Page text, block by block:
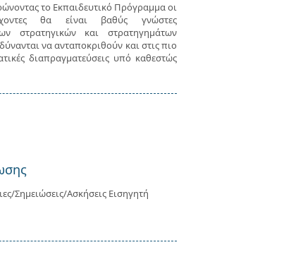
το Εκπαιδευτικό Πρόγραμμα οι
θα είναι βαθύς γνώστες
στρατηγικών και στρατηγημάτων
να ανταποκριθούν και στις πιο
διαπραγματεύσεις υπό καθεστώς
Σημειώσεις/Ασκήσεις Εισηγητή